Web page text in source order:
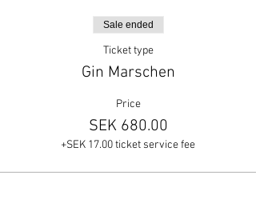
Sale ended
Ticket type
Gin Marschen
Price
SEK 680.00
+SEK 17.00 ticket service fee